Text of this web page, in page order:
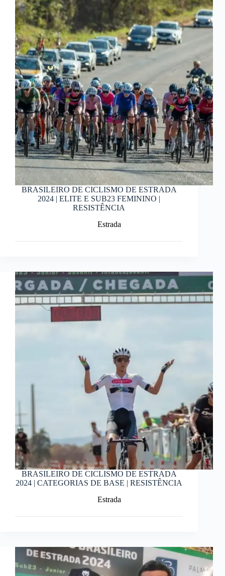
BRASILEIRO DE CICLISMO DE ESTRADA
2024 | ELITE E SUB23 FEMININO |
RESISTÊNCIA
Estrada
BRASILEIRO DE CICLISMO DE ESTRADA
2024 | CATEGORIAS DE BASE | RESISTÊNCIA
Estrada